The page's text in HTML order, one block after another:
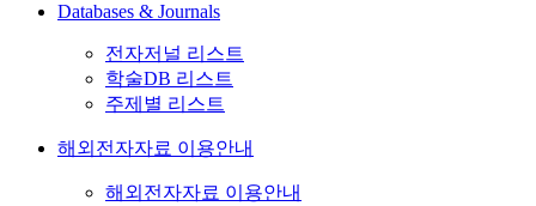
Databases & Journals
전자저널 리스트
학술DB 리스트
주제별 리스트
해외전자자료 이용안내
해외전자자료 이용안내